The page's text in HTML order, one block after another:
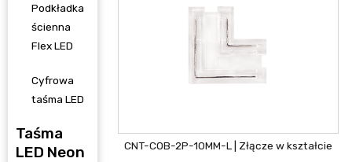
Podkładka
ścienna
Flex LED
Cyfrowa
taśma LED
Taśma
LED Neon
CNT-COB-2P-10MM-L | Złącze w kształcie